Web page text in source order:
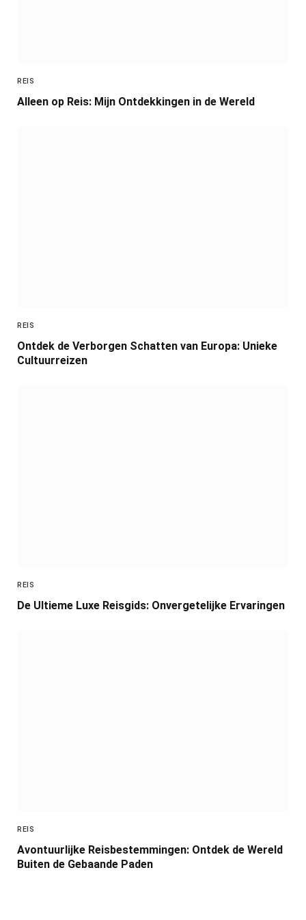
REIS
Alleen op Reis: Mijn Ontdekkingen in de Wereld
REIS
Ontdek de Verborgen Schatten van Europa: Unieke
Cultuurreizen
REIS
De Ultieme Luxe Reisgids: Onvergetelijke Ervaringen
REIS
Avontuurlijke Reisbestemmingen: Ontdek de Wereld
Buiten de Gebaande Paden